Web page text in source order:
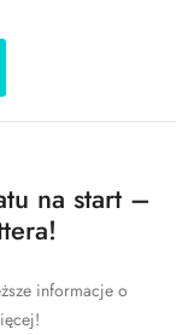
na start –
informacje o